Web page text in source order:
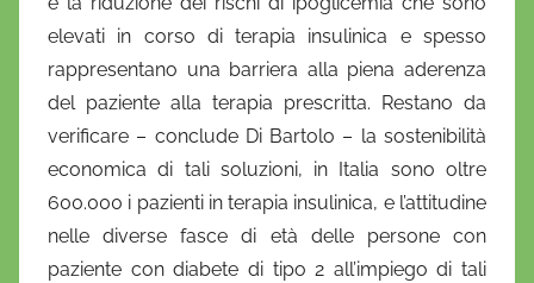
elevati in corso di terapia insulinica e spesso
rappresentano una barriera alla piena aderenza
del paziente alla terapia prescritta. Restano da
verificare – conclude Di Bartolo – la sostenibilità
economica di tali soluzioni, in Italia sono oltre
600.000 i pazienti in terapia insulinica, e l’attitudine
nelle diverse fasce di età delle persone con
paziente con diabete di tipo 2 all’impiego di tali